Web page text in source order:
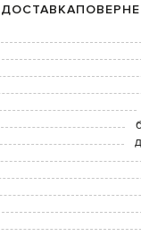
ДОСТАВКА